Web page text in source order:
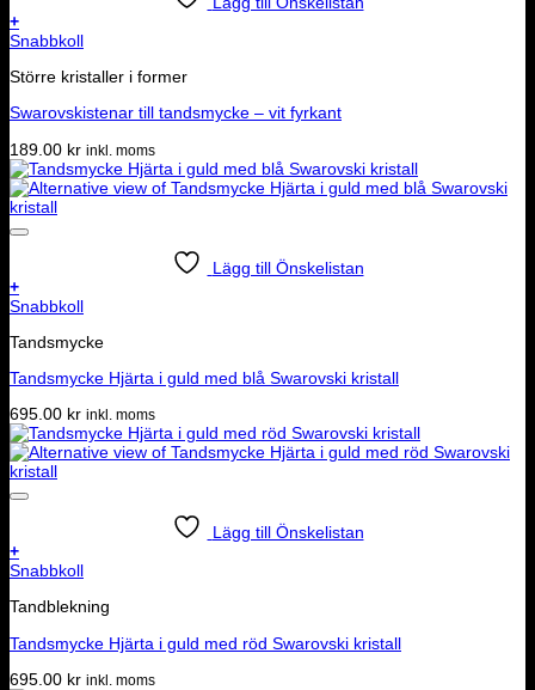
+
Snabbkoll
Större kristaller i former
Swarovskistenar till tandsmycke – vit fyrkant
189.00 kr inkl. moms
Lägg till Önskelistan
+
Snabbkoll
Tandsmycke
Tandsmycke Hjärta i guld med blå Swarovski kristall
695.00 kr inkl. moms
Lägg till Önskelistan
+
Snabbkoll
Tandblekning
Tandsmycke Hjärta i guld med röd Swarovski kristall
695.00 kr inkl. moms